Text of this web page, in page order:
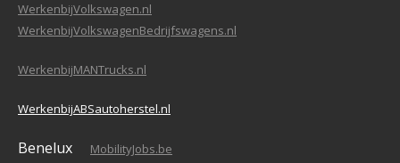
WerkenbijVolkswagen.nl
WerkenbijVolkswagenBedrijfswagens.nl
WerkenbijMANTrucks.nl
WerkenbijABSautoherstel.nl
Benelux MobilityJobs.be